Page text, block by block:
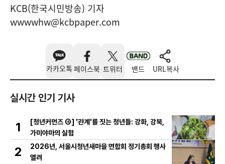
KCB(한국시민방송) 기자
wwwwhw@kcbpaper.com
카카오톡 페이스북 트위터 밴드 URL복사
실시간 인기 기사
1
[청년커먼즈 ④] '관계'를 짓는 청년들: 강화, 강북,
가미야마의 실험
2
2026년, 서울시청년새마을 연합회 정기총회 행사
열려